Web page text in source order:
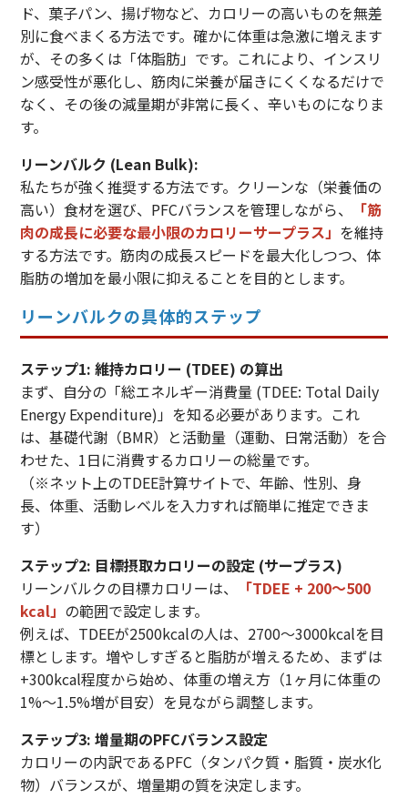
ド、菓子パン、揚げ物など、カロリーの高いものを無差
別に食べまくる方法です。確かに体重は急激に増えます
が、その多くは「体脂肪」です。これにより、インスリ
ン感受性が悪化し、筋肉に栄養が届きにくくなるだけで
なく、その後の減量期が非常に長く、辛いものになりま
す。
リーンバルク (Lean Bulk):
私たちが強く推奨する方法です。クリーンな（栄養価の
高い）食材を選び、PFCバランスを管理しながら、
「筋
肉の成長に必要な最小限のカロリーサープラス」 を維持
する方法です。筋肉の成長スピードを最大化しつつ、体
脂肪の増加を最小限に抑えることを目的とします。
リーンバルクの具体的ステップ
ステップ1: 維持カロリー (TDEE) の算出
まず、自分の「総エネルギー消費量 (TDEE: Total Daily
Energy Expenditure)」を知る必要があります。これ
は、基礎代謝（BMR）と活動量（運動、日常活動）を合
わせた、1日に消費するカロリーの総量です。
（※ネット上のTDEE計算サイトで、年齢、性別、身
長、体重、活動レベルを入力すれば簡単に推定できま
す）
ステップ2: 目標摂取カロリーの設定 (サープラス)
リーンバルクの目標カロリーは、
「TDEE + 200〜500
kcal」 の範囲で設定します。
例えば、TDEEが2500kcalの人は、2700〜3000kcalを目
標とします。増やしすぎると脂肪が増えるため、まずは
+300kcal程度から始め、体重の増え方（1ヶ月に体重の
1%〜1.5%増が目安）を見ながら調整します。
ステップ3: 増量期のPFCバランス設定
カロリーの内訳であるPFC（タンパク質・脂質・炭水化
物）バランスが、増量期の質を決定します。